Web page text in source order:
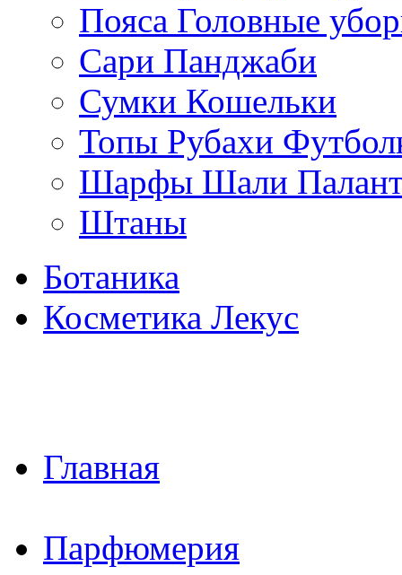
Пояса Головные
Сари Панджаби
Сумки Кошельки
Топы Рубахи
Шарфы Шали
Штаны
Ботаника
Косметика Лекус
Главная
Парфюмерия